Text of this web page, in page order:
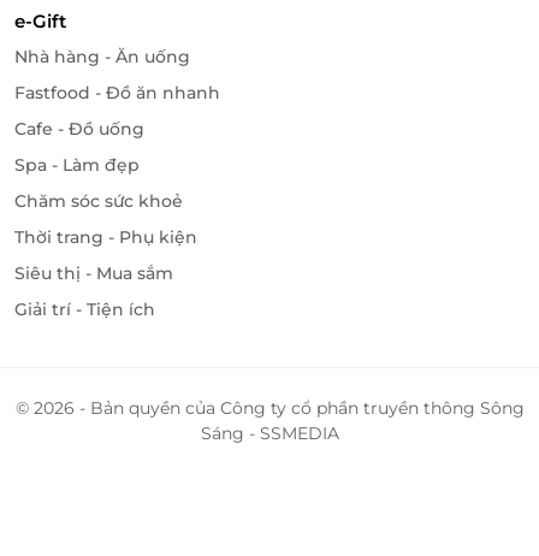
e-Gift
Nhà hàng - Ăn uống
Fastfood - Đồ ăn nhanh
Cafe - Đồ uống
Spa - Làm đẹp
Chăm sóc sức khoẻ
Thời trang - Phụ kiện
Siêu thị - Mua sắm
Giải trí - Tiện ích
© 2026 - Bản quyền của Công ty cổ phần truyền thông Sông
Sáng - SSMEDIA